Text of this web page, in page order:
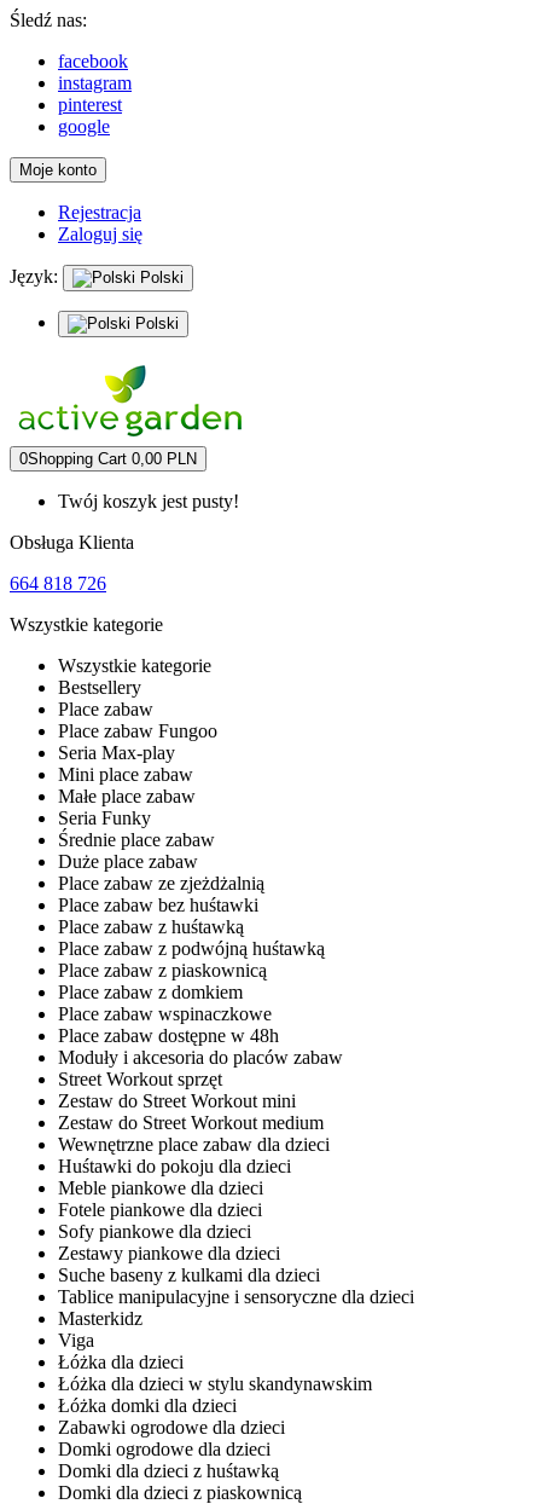
Śledź nas:
facebook
instagram
pinterest
google
Moje konto
Rejestracja
Zaloguj się
Język: Polski
Polski
0Shopping Cart 0,00 PLN
Twój koszyk jest pusty!
Obsługa Klienta
664 818 726
Wszystkie kategorie
Wszystkie kategorie
Bestsellery
Place zabaw
Place zabaw Fungoo
Seria Max-play
Mini place zabaw
Małe place zabaw
Seria Funky
Średnie place zabaw
Duże place zabaw
Place zabaw ze zjeżdżalnią
Place zabaw bez huśtawki
Place zabaw z huśtawką
Place zabaw z podwójną huśtawką
Place zabaw z piaskownicą
Place zabaw z domkiem
Place zabaw wspinaczkowe
Place zabaw dostępne w 48h
Moduły i akcesoria do placów zabaw
Street Workout sprzęt
Zestaw do Street Workout mini
Zestaw do Street Workout medium
Wewnętrzne place zabaw dla dzieci
Huśtawki do pokoju dla dzieci
Meble piankowe dla dzieci
Fotele piankowe dla dzieci
Sofy piankowe dla dzieci
Zestawy piankowe dla dzieci
Suche baseny z kulkami dla dzieci
Tablice manipulacyjne i sensoryczne dla dzieci
Masterkidz
Viga
Łóżka dla dzieci
Łóżka dla dzieci w stylu skandynawskim
Łóżka domki dla dzieci
Zabawki ogrodowe dla dzieci
Domki ogrodowe dla dzieci
Domki dla dzieci z huśtawką
Domki dla dzieci z piaskownicą